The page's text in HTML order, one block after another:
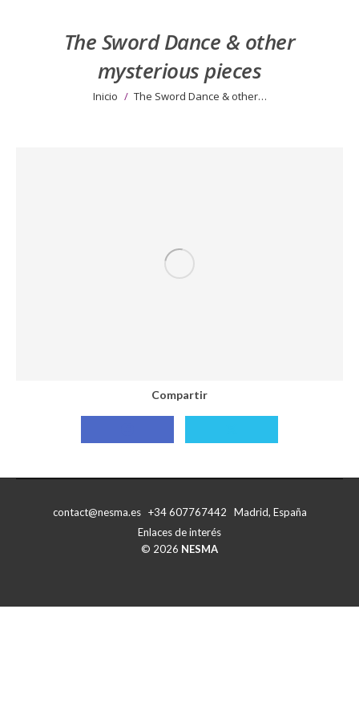
The Sword Dance & other
mysterious pieces
Estás aquí:
Inicio The Sword Dance & other…
Compartir
Compartir
Compartir
contact@nesma.es +34 607767442 Madrid, España
Enlaces de interés
© 2026 NESMA